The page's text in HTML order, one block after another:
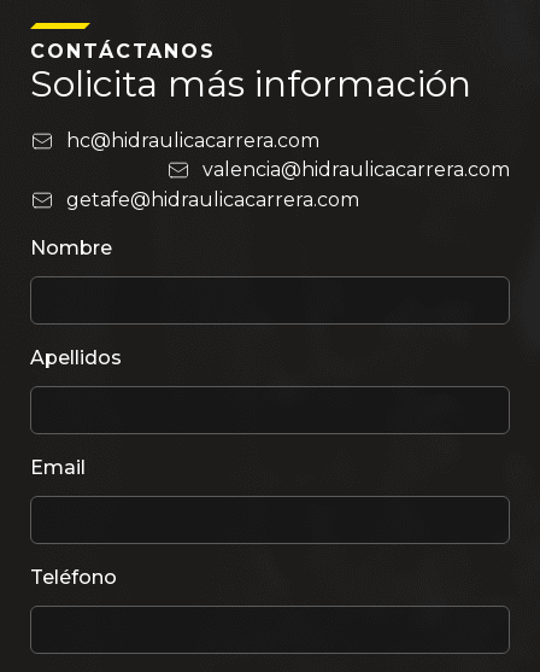
CONTÁCTANOS
Solicita más información
hc@hidraulicacarrera.com
valencia@hidraulicacarrera.com
getafe@hidraulicacarrera.com
Nombre
Apellidos
Email
Teléfono